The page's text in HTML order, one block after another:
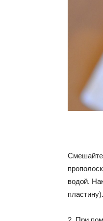
Смешайте
водой.